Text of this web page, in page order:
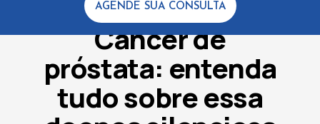
AGENDE SUA CONSULTA
ESTUDOS CLÍNICOS
Câncer de
próstata: entenda
tudo sobre essa